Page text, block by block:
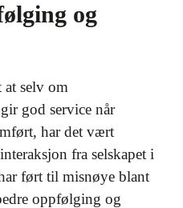
og
at selv om
god service når
har det vært
fra selskapet i
ført til misnøye blant
oppfølging og